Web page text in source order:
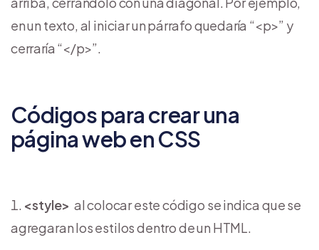
en un texto, al iniciar un párrafo quedaría “<p>” y
cerraría “</p>”.
Códigos para crear una
página web en CSS
<style> al colocar este código se indica que se
agregaran los estilos dentro de un HTML.